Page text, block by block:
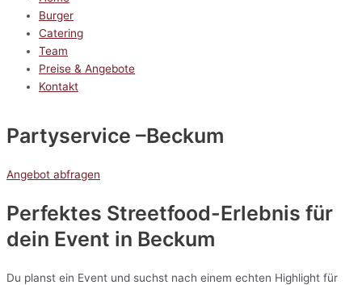
Burger
Catering
Team
Preise & Angebote
Kontakt
Partyservice –Beckum
Angebot abfragen
Perfektes Streetfood-Erlebnis für
dein Event in Beckum
Du planst ein Event und suchst nach einem echten Highlight für